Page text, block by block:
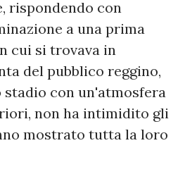
rispondendo con
a una prima
cui si trovava in
del pubblico reggino,
con un'atmosfera
non ha intimidito gli
mostrato tutta la loro